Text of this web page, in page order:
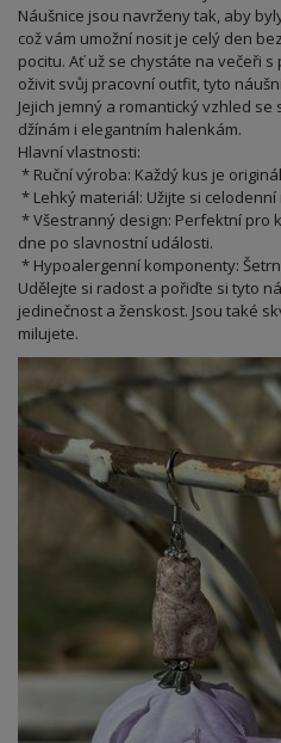
Náušnice jsou navrženy tak, aby
což vám umožní nosit je celý den
pocitu. Ať už se chystáte na večeři
oživit svůj pracovní outfit, tyto
Jejich jemný a romantický vzhled
džínám i elegantním halenkám.
Hlavní vlastnosti:
* Ruční výroba: Každý kus je
* Lehký materiál: Užijte si
* Všestranný design: Perfektní pro
dne po slavnostní události.
* Hypoalergenní komponenty:
Udělejte si radost a pořiďte si tyto
jedinečnost a ženskost. Jsou také
milujete.